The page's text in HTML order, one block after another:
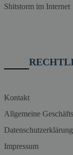
Shitstorm im Internet
Kontakt
Allgemeine
Datenschutzerklärung
Impressum